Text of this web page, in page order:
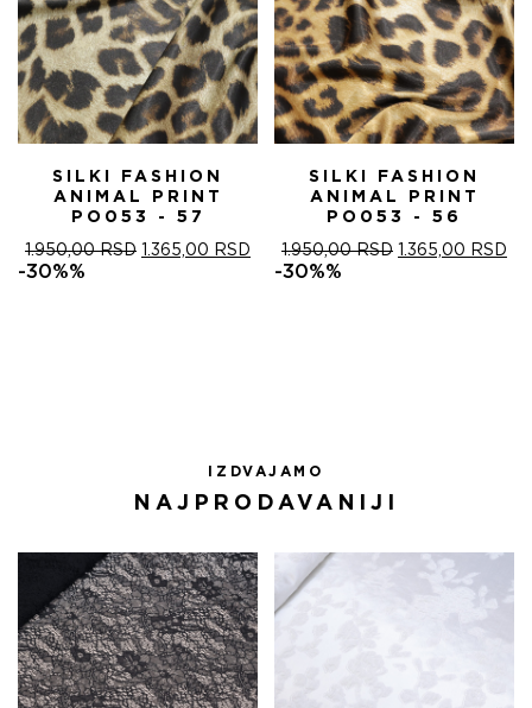
SILKI FASHION
ANIMAL PRINT
PO053 - 57
1.950,00RSD ОРИГИНАЛНА
1.365,00 RSD ТРЕНУТНА
ЦЕНА
-30%%
SILKI FASHION
ANIMAL PRINT
PO053 - 56
1.950,00RSD ОРИГИНАЛНА
1.365,00 RSD
-30%%
IZDVAJAMO
NAJPRODAVANIJI